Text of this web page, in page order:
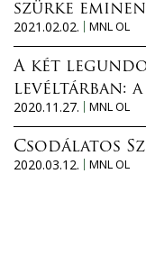
szürke
2021.02.02.
MNL OL
A két
levéltárban: a
2020.11.27.
MNL OL
Csodálatos
2020.03.12.
MNL OL